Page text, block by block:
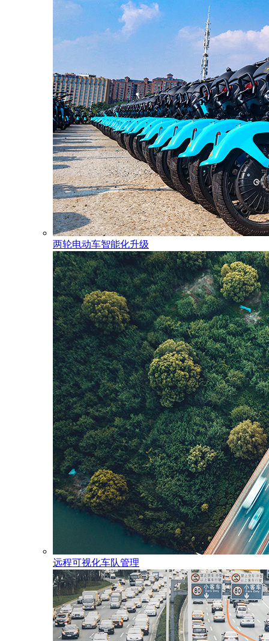
两轮电动车智能化升级
远程可视化车队管理